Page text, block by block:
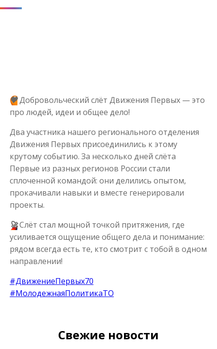
🧡Добровольческий слёт Движения Первых — это
про людей, идеи и общее дело!
Два участника нашего регионального отделения
Движения Первых присоединились к этому
крутому событию. За несколько дней слёта
Первые из разных регионов России стали
сплоченной командой: они делились опытом,
прокачивали навыки и вместе генерировали
проекты.
🚀Слёт стал мощной точкой притяжения, где
усиливается ощущение общего дела и понимание:
рядом всегда есть те, кто смотрит с тобой в одном
направлении!
#ДвижениеПервых70
#МолодежнаяПолитикаТО
Свежие новости